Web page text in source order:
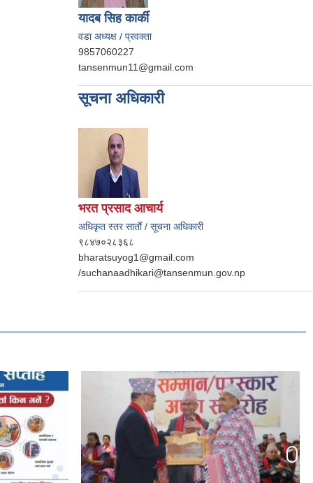
यादब सिह कार्की
वडा अध्यक्ष / प्रवक्ता
9857060227
tansenmun11@gmail.com
सूचना अधिकारी
भरत प्रसाद आचार्य
अधिकृत स्तर सातौं / सूचना अधिकारी
९८४७०२८३६८
bharatsuyog1@gmail.com
/suchanaadhikari@tansenmun.gov.np